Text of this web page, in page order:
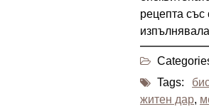
рецепта със
Tags:
житен дар,